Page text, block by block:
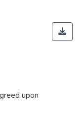
upon